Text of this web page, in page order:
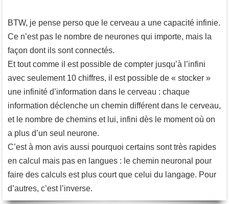
BTW, je pense perso que le cerveau a une capacité infinie.
Ce n’est pas le nombre de neurones qui importe, mais la
façon dont ils sont connectés.
Et tout comme il est possible de compter jusqu’à l’infini
avec seulement 10 chiffres, il est possible de « stocker »
une infinité d’information dans le cerveau : chaque
information déclenche un chemin différent dans le cerveau,
et le nombre de chemins et lui, infini dès le moment où on
a plus d’un seul neurone.
C’est à mon avis aussi pourquoi certains sont très rapides
en calcul mais pas en langues : le chemin neuronal pour
faire des calculs est plus court que celui du langage. Pour
d’autres, c’est l’inverse.